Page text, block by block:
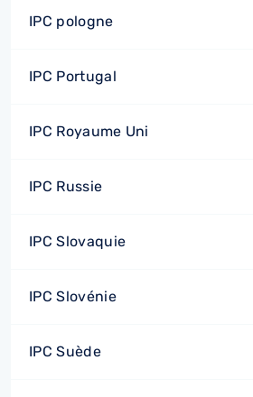
IPC pologne
IPC Portugal
IPC Royaume Uni
IPC Russie
IPC Slovaquie
IPC Slovénie
IPC Suède